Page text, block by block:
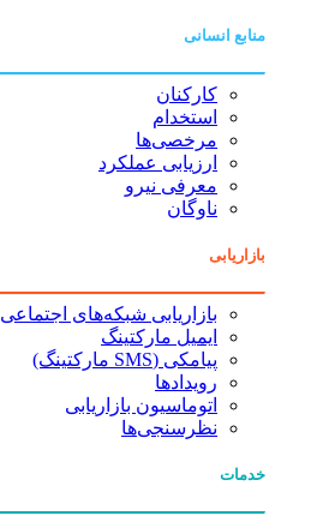
منابع انسانی
کارکنان
استخدام
مرخصی‌ها
ارزیابی عملکرد
معرفی نیرو
ناوگان
بازاریابی
بازاریابی شبکه‌های اجتماعی
ایمیل مارکتینگ
پیامکی (SMS مارکتینگ)
رویدادها
اتوماسیون بازاریابی
نظرسنجی‌ها
خدمات